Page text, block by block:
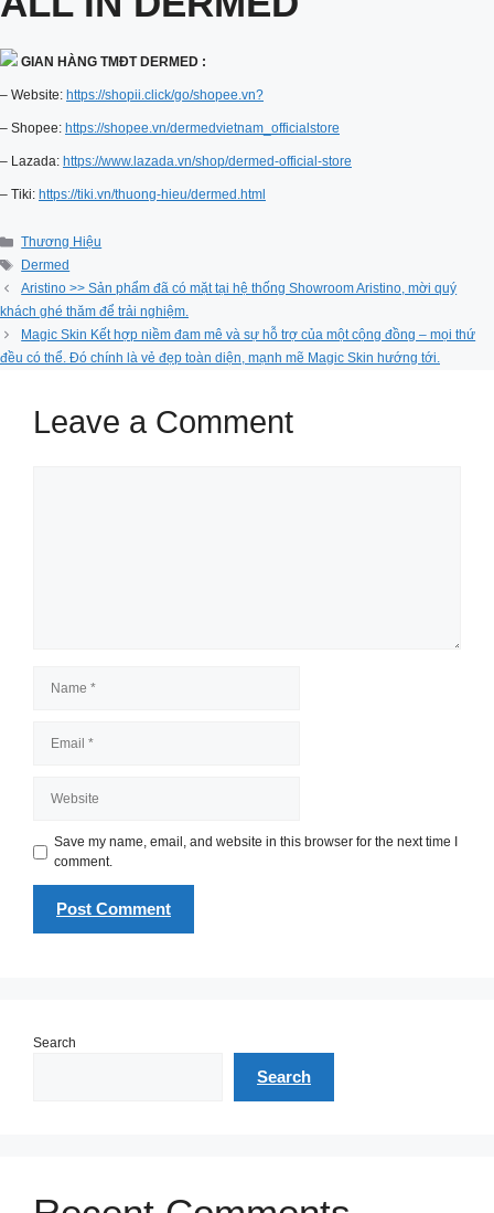
GIAN HÀNG TMĐT DERMED :
– Website: https://shopii.click/go/shopee.vn?
– Shopee: https://shopee.vn/dermedvietnam_officialstore
– Lazada: https://www.lazada.vn/shop/dermed-official-store
– Tiki: https://tiki.vn/thuong-hieu/dermed.html
Categories
Thương Hiệu
Tags
Dermed
Aristino >> Sản phẩm đã có mặt tại hệ thống Showroom Aristino, mời quý
khách ghé thăm để trải nghiệm.
Magic Skin Kết hợp niềm đam mê và sự hỗ trợ của một cộng đồng – mọi thứ
đều có thể. Đó chính là vẻ đẹp toàn diện, mạnh mẽ Magic Skin hướng tới.
Leave a Comment
Save my name, email, and website in this browser for the next time I
comment.
Search
Search